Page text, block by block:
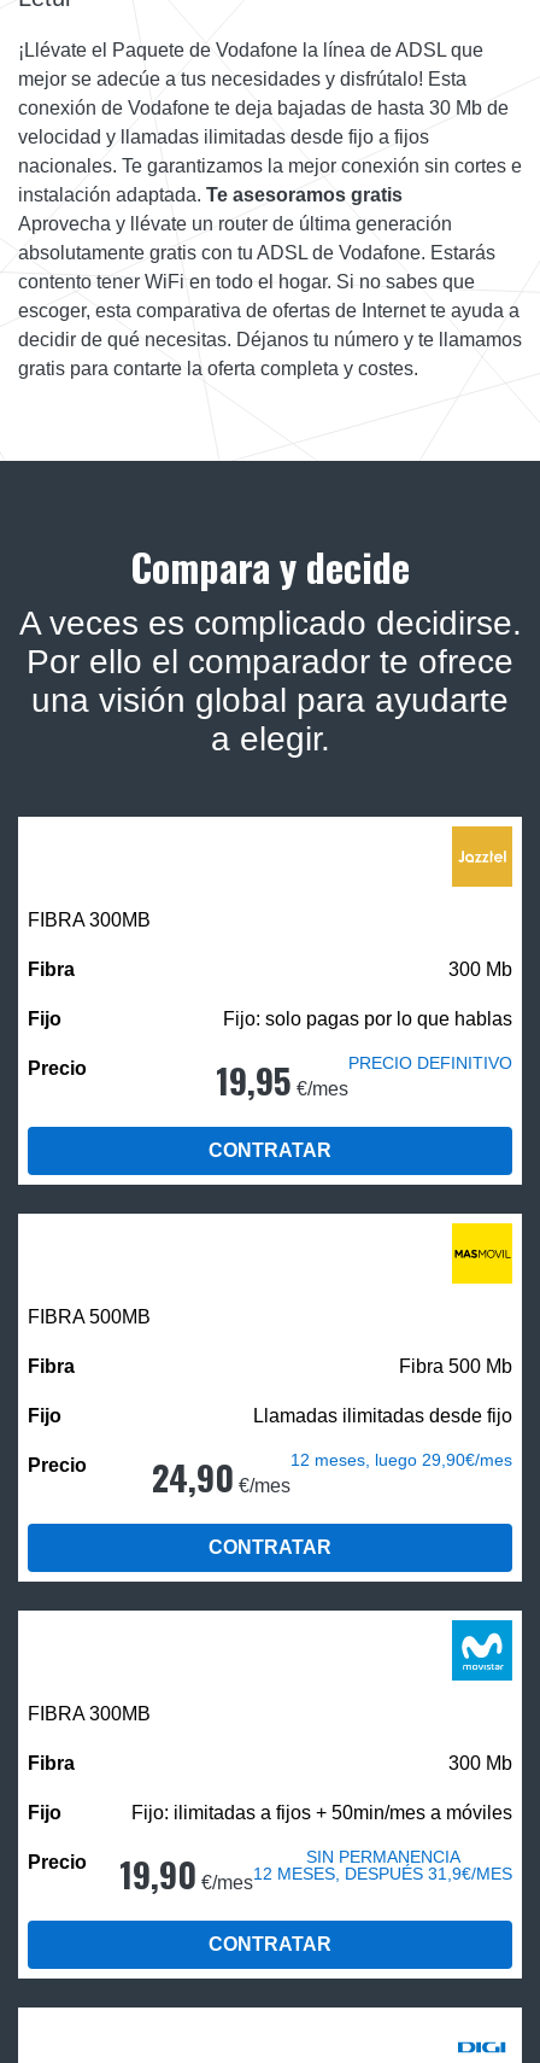
¡Llévate el Paquete de Vodafone la línea de ADSL que
mejor se adecúe a tus necesidades y disfrútalo! Esta
conexión de Vodafone te deja bajadas de hasta 30 Mb de
velocidad y llamadas ilimitadas desde fijo a fijos
nacionales. Te garantizamos la mejor conexión sin cortes e
instalación adaptada. Te asesoramos gratis
Aprovecha y llévate un router de última generación
absolutamente gratis con tu ADSL de Vodafone. Estarás
contento tener WiFi en todo el hogar. Si no sabes que
escoger, esta comparativa de ofertas de Internet te ayuda a
decidir de qué necesitas. Déjanos tu número y te llamamos
gratis para contarte la oferta completa y costes.
Compara y decide
A veces es complicado decidirse.
Por ello el comparador te ofrece
una visión global para ayudarte
a elegir.
FIBRA 300MB
300 Mb
Fijo: solo pagas por lo que hablas
19,95 €/mes
PRECIO DEFINITIVO
CONTRATAR
FIBRA500MB
Fibra 500 Mb
Llamadas ilimitadas desde fijo
24,90 €/mes
12 meses, luego 29,90€/mes
CONTRATAR
FIBRA 300MB
300 Mb
Fijo: ilimitadas a fijos + 50min/mes a móviles
19,90 €/mes
SIN PERMANENCIA
12 MESES, DESPUÉS 31,9€/MES
CONTRATAR